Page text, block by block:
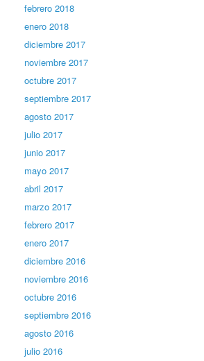
febrero 2018
enero 2018
diciembre 2017
noviembre 2017
octubre 2017
septiembre 2017
agosto 2017
julio 2017
junio 2017
mayo 2017
abril 2017
marzo 2017
febrero 2017
enero 2017
diciembre 2016
noviembre 2016
octubre 2016
septiembre 2016
agosto 2016
julio 2016